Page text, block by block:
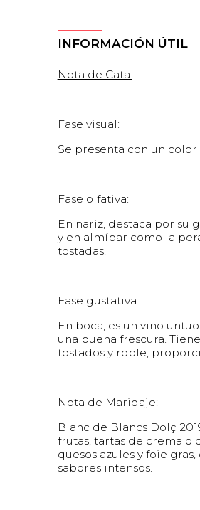
INFORMACIÓN ÚTIL
Nota de Cata:
Fase visual:
Se presenta con un
Fase olfativa:
En nariz, destaca por su
y en almíbar como la
tostadas.
Fase gustativa:
En boca, es un vino
una buena frescura.
tostados y roble,
Nota de Maridaje:
Blanc de Blancs Dolç
frutas, tartas de crema o
quesos azules y foie
sabores intensos.